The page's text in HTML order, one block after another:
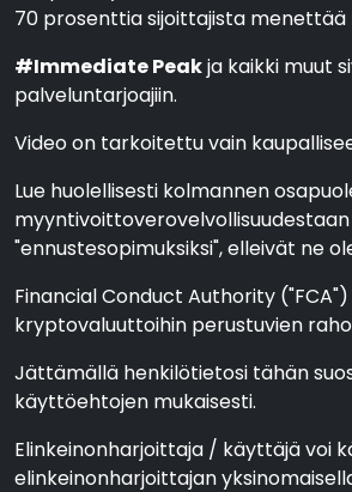
70 prosenttia sijoittajista menettää
#Immediate Peakja kaikki muut
palveluntarjoajiin.
Video on tarkoitettu vain
Lue huolellisesti kolmannen
"ennustesopimuksiksi", elleivät ne
Financial Conduct Authority
kryptovaluuttoihin perustuvien
Jättämällä henkilötietosi tähän
käyttöehtojen mukaisesti.
Elinkeinonharjoittaja / käyttäjä voi
elinkeinonharjoittajan